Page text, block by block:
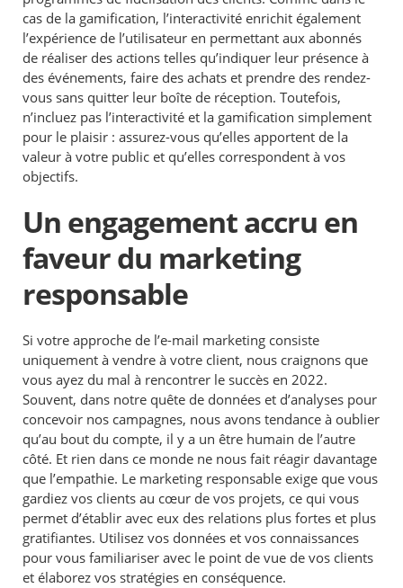
cas de la gamification, l’interactivité enrichit également
l’expérience de l’utilisateur en permettant aux abonnés
de réaliser des actions telles qu’indiquer leur présence à
des événements, faire des achats et prendre des rendez-
vous sans quitter leur boîte de réception. Toutefois,
n’incluez pas l’interactivité et la gamification simplement
pour le plaisir : assurez-vous qu’elles apportent de la
valeur à votre public et qu’elles correspondent à vos
objectifs.
Un engagement accru en
faveur du marketing
responsable
Si votre approche de l’e-mail marketing consiste
uniquement à vendre à votre client, nous craignons que
vous ayez du mal à rencontrer le succès en 2022.
Souvent, dans notre quête de données et d’analyses pour
concevoir nos campagnes, nous avons tendance à oublier
qu’au bout du compte, il y a un être humain de l’autre
côté. Et rien dans ce monde ne nous fait réagir davantage
que l’empathie. Le marketing responsable exige que vous
gardiez vos clients au cœur de vos projets, ce qui vous
permet d’établir avec eux des relations plus fortes et plus
gratifiantes. Utilisez vos données et vos connaissances
pour vous familiariser avec le point de vue de vos clients
et élaborez vos stratégies en conséquence.